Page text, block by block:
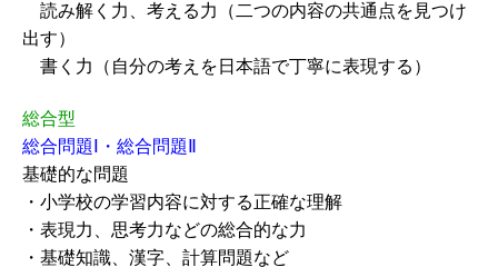
読み解く力、考える力（二つの内容の共通点を見つけ
出す）
書く力（自分の考えを日本語で丁寧に表現する）
総合型
総合問題Ⅰ・総合問題Ⅱ
基礎的な問題
・小学校の学習内容に対する正確な理解
・表現力、思考力などの総合的な力
・基礎知識、漢字、計算問題など